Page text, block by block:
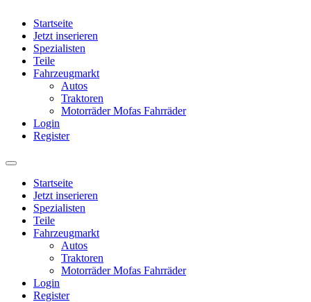
Startseite
Jetzt inserieren
Spezialisten
Teile
Fahrzeugmarkt
Autos
Traktoren
Motorräder Mofas Fahrräder
Login
Register
Startseite
Jetzt inserieren
Spezialisten
Teile
Fahrzeugmarkt
Autos
Traktoren
Motorräder Mofas Fahrräder
Login
Register